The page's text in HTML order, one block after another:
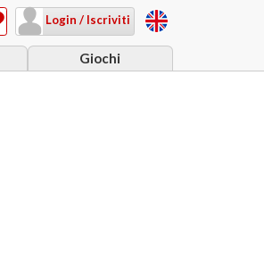
Login / Iscriviti
Giochi